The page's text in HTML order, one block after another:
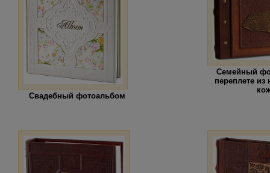
Свадебный фотоальбом
Семейный
переплете из